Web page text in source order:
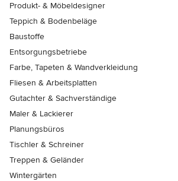
Produkt- & Möbeldesigner
Teppich & Bodenbeläge
Baustoffe
Entsorgungsbetriebe
Farbe, Tapeten & Wandverkleidung
Fliesen & Arbeitsplatten
Gutachter & Sachverständige
Maler & Lackierer
Planungsbüros
Tischler & Schreiner
Treppen & Geländer
Wintergärten